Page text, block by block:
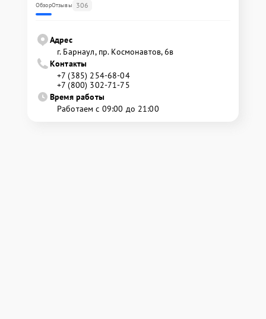
ОбзорОтзывы 306
Адрес
г. Барнаул, ​пр. Космонавтов, 6в
Контакты
+7 (385) 254-68-04
+7 (800) 302-71-75
Время работы
Работаем с 09:00 до 21:00